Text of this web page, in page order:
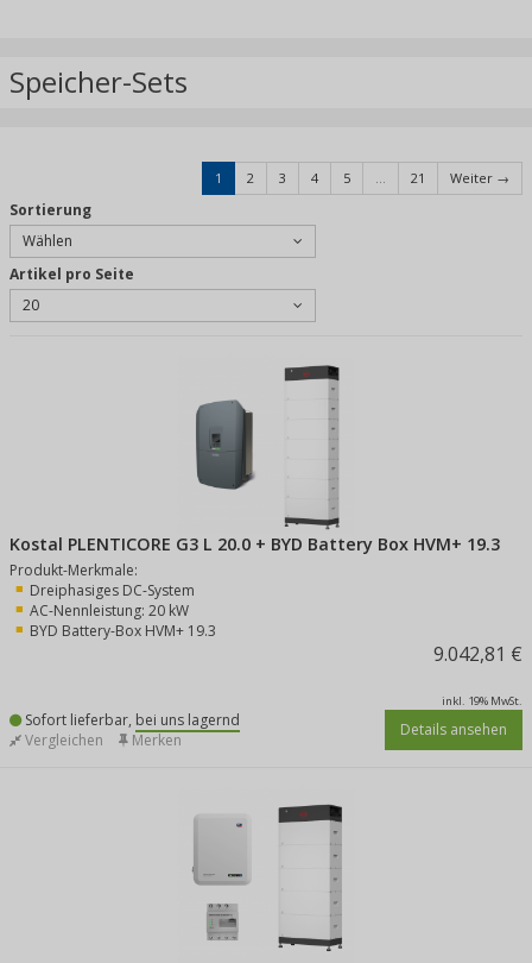
Speicher-Sets
1 2 3 4 5 ... 21 Weiter →
Sortierung
Wählen
Artikel pro Seite
20
Kostal PLENTICORE G3 L 20.0 + BYD Battery Box HVM+ 19.3
Produkt-Merkmale:
Dreiphasiges DC-System
AC-Nennleistung: 20 kW
BYD Battery-Box HVM+ 19.3
9.042,81 €
inkl. 19% MwSt.
Sofort lieferbar, bei uns lagernd Details ansehen
Vergleichen Merken